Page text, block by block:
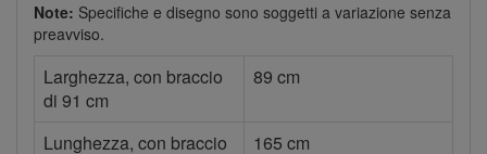
Note: Specifiche e disegno sono soggetti a variazione senza
preavviso.
Larghezza, con braccio
di 91 cm
89 cm
Lunghezza, con braccio
165 cm